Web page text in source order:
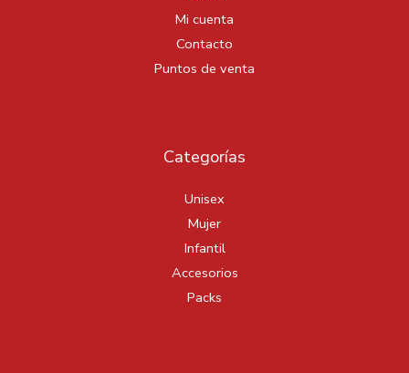
Mi cuenta
Contacto
Puntos de venta
Categorías
Unisex
Mujer
Infantil
Accesorios
Packs